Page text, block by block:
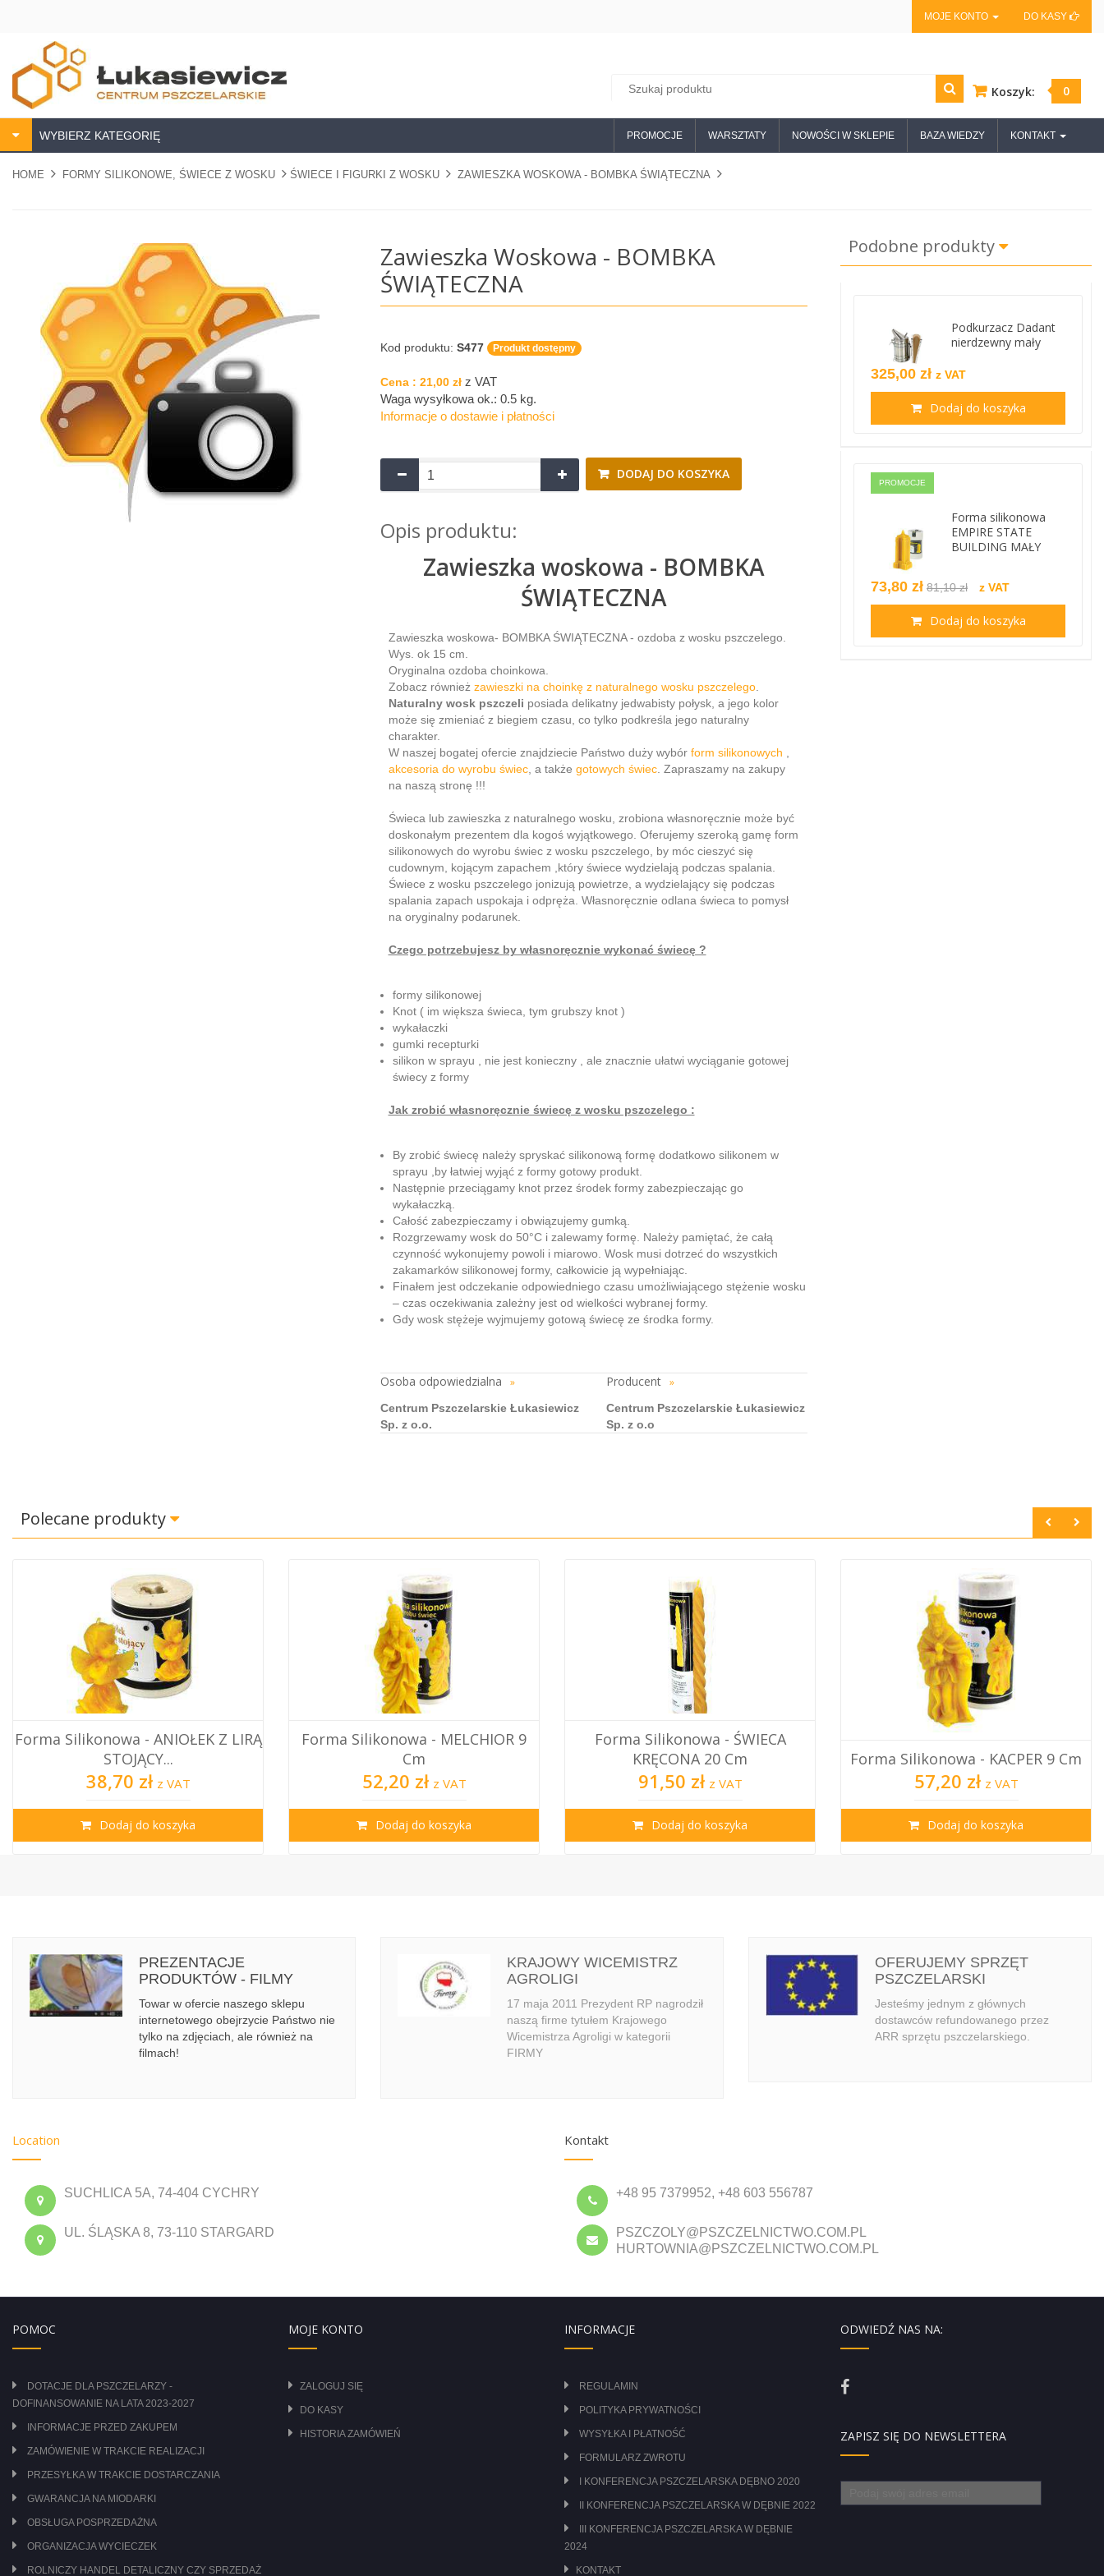
MOJE KONTO DO KASY
Koszyk: 0
PROMOCJE WARSZTATY NOWOŚCI W SKLEPIE BAZA WIEDZY KONTAKT
WYBIERZ KATEGORIĘ
HOME FORMY SILIKONOWE, ŚWIECE Z WOSKU ŚWIECE I FIGURKI Z WOSKU ZAWIESZKA WOSKOWA - BOMBKA ŚWIĄTECZNA
Zawieszka Woskowa - BOMBKA
ŚWIĄTECZNA
Kod produktu: S477 Produkt dostępny
Cena : 21,00 zł z VAT
Waga wysyłkowa ok.: 0.5 kg.
Informacje o dostawie i płatności
DODAJ DO KOSZYKA
Opis produktu:
Zawieszka woskowa - BOMBKA
ŚWIĄTECZNA
Zawieszka woskowa- BOMBKA ŚWIĄTECZNA - ozdoba z wosku pszczelego.
Wys. ok 15 cm.
Oryginalna ozdoba choinkowa.
Zobacz również zawieszki na choinkę z naturalnego wosku pszczelego.
Naturalny wosk pszczeli posiada delikatny jedwabisty połysk, a jego kolor
może się zmieniać z biegiem czasu, co tylko podkreśla jego naturalny
charakter.
W naszej bogatej ofercie znajdziecie Państwo duży wybór form silikonowych
akcesoria do wyrobu świec, a także gotowych świec. Zapraszamy na zakupy
na naszą stronę !!!
Świeca lub zawieszka z naturalnego wosku, zrobiona własnoręcznie może być
doskonałym prezentem dla kogoś wyjątkowego. Oferujemy szeroką gamę form
silikonowych do wyrobu świec z wosku pszczelego, by móc cieszyć się
cudownym, kojącym zapachem ,który świece wydzielają podczas spalania.
Świece z wosku pszczelego jonizują powietrze, a wydzielający się podczas
spalania zapach uspokaja i odpręża. Własnoręcznie odlana świeca to pomysł
na oryginalny podarunek.
Czego potrzebujesz by własnoręcznie wykonać świecę ?
formy silikonowej
Knot ( im większa świeca, tym grubszy knot )
wykałaczki
gumki recepturki
silikon w sprayu , nie jest konieczny , ale znacznie ułatwi wyciąganie gotowej
świecy z formy
Jak zrobić własnoręcznie świecę z wosku pszczelego :
By zrobić świecę należy spryskać silikonową formę dodatkowo silikonem w
sprayu ,by łatwiej wyjąć z formy gotowy produkt.
Następnie przeciągamy knot przez środek formy zabezpieczając go
wykałaczką.
Całość zabezpieczamy i obwiązujemy gumką.
Rozgrzewamy wosk do 50°C i zalewamy formę. Należy pamiętać, że całą
czynność wykonujemy powoli i miarowo. Wosk musi dotrzeć do wszystkich
zakamarków silikonowej formy, całkowicie ją wypełniając.
Finałem jest odczekanie odpowiedniego czasu umożliwiającego stężenie wosku
– czas oczekiwania zależny jest od wielkości wybranej formy.
Gdy wosk stężeje wyjmujemy gotową świecę ze środka formy.
Osoba odpowiedzialna »
Centrum Pszczelarskie Łukasiewicz
Sp. z o.o.
Producent »
Centrum Pszczelarskie Łukasiewicz
Sp. z o.o
Podobne produkty
Podkurzacz Dadant
nierdzewny mały
325,00 zł z VAT
Dodaj do koszyka
PROMOCJE
Forma silikonowa
EMPIRE STATE
BUILDING MAŁY
73,80 zł 81,10 zł z VAT
Dodaj do koszyka
Polecane produkty
Forma Silikonowa - MELCHIOR 9
Cm
52,20 zł z VAT
Dodaj do koszyka
Forma Silikonowa - ŚWIECA
KRĘCONA 20 Cm
91,50 zł z VAT
Dodaj do koszyka
Forma Silikonowa - KACPER 9 Cm
57,20 zł z VAT
Dodaj do koszyka
Forma Silikonowa - BALTAZAR 7
Cm
60,40 zł z VAT
Dodaj do koszyka
PREZENTACJE
PRODUKTÓW - FILMY
Towar w ofercie naszego sklepu
internetowego obejrzycie Państwo nie
tylko na zdjęciach, ale również na
filmach!
KRAJOWY WICEMISTRZ
AGROLIGI
17 maja 2011 Prezydent RP nagrodził
naszą firme tytułem Krajowego
Wicemistrza Agroligi w kategorii
FIRMY
OFERUJEMY SPRZĘT
PSZCZELARSKI
Jesteśmy jednym z głównych
dostawców refundowanego przez
ARR sprzętu pszczelarskiego.
Location
SUCHLICA 5A, 74-404 CYCHRY
UL. ŚLĄSKA 8, 73-110 STARGARD
Kontakt
+48 95 7379952, +48 603 556787
PSZCZOLY@PSZCZELNICTWO.COM.PL
HURTOWNIA@PSZCZELNICTWO.COM.PL
POMOC
DOTACJE DLA PSZCZELARZY -
DOFINANSOWANIE NA LATA 2023-2027
INFORMACJE PRZED ZAKUPEM
ZAMÓWIENIE W TRAKCIE REALIZACJI
PRZESYŁKA W TRAKCIE DOSTARCZANIA
GWARANCJA NA MIODARKI
OBSŁUGA POSPRZEDAŻNA
ORGANIZACJA WYCIECZEK
ROLNICZY HANDEL DETALICZNY CZY SPRZEDAŻ
MOJE KONTO
ZALOGUJ SIĘ
DO KASY
HISTORIA ZAMÓWIEŃ
INFORMACJE
REGULAMIN
POLITYKA PRYWATNOŚCI
WYSYŁKA I PŁATNOŚĆ
FORMULARZ ZWROTU
I KONFERENCJA PSZCZELARSKA DĘBNO 2020
II KONFERENCJA PSZCZELARSKA W DĘBNIE 2022
III KONFERENCJA PSZCZELARSKA W DĘBNIE
2024
KONTAKT
ODWIEDŹ NAS NA:
ZAPISZ SIĘ DO NEWSLETTERA